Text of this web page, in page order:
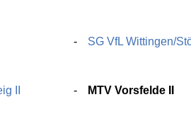
SG VfL Wittingen/
II MTV Vorsfelde II